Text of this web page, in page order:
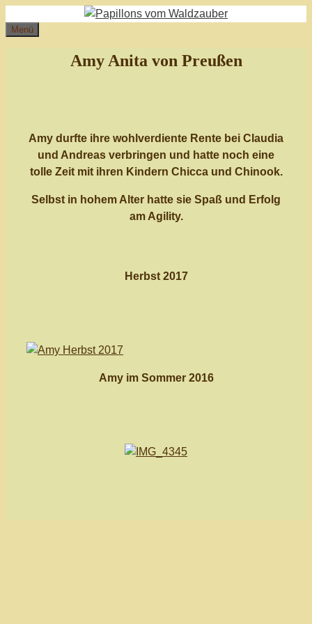
Inhalt
Menü
AmyAnita von Preußen
Amy durfte ihre wohlverdiente Rente bei Claudia
und Andreas verbringen und hatte noch eine
tolle Zeit mit ihren Kindern Chicca und Chinook.
Selbst in hohem Alter hatte sie Spaß und Erfolg
am Agility.
Herbst 2017
Amy im Sommer 2016